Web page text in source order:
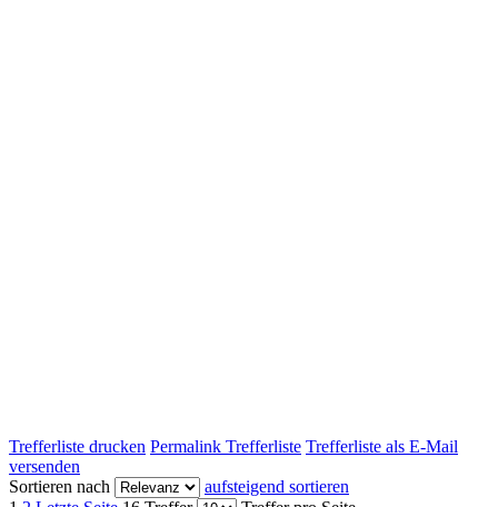
Trefferliste drucken Permalink Trefferliste Trefferliste als E-Mail
versenden
Sortieren nach
aufsteigend sortieren